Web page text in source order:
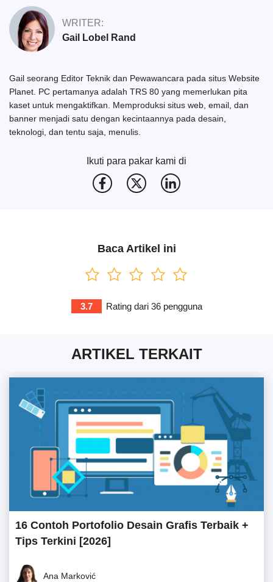
WRITER:
Gail Lobel Rand
Gail seorang Editor Teknik dan Pewawancara pada situs Website
Planet. PC pertamanya adalah TRS 80 yang memerlukan pita
kaset untuk mengaktifkan. Memproduksi situs web, email, dan
banner menjadi satu dengan kecintaannya pada desain,
teknologi, dan tentu saja, menulis.
Ikuti para pakar kami di
Baca Artikel ini
3.7 Rating dari 36pengguna
ARTIKEL TERKAIT
16 Contoh Portofolio Desain Grafis Terbaik +
Tips Terkini [2026]
Ana Marković